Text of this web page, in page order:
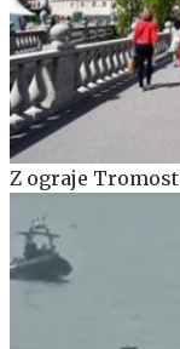
Z ograje